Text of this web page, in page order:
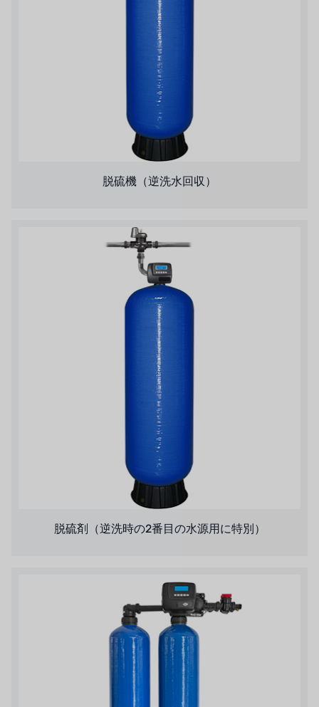
脱硫機（逆洗水回収）
脱硫剤（逆洗時の2番目の水源用に特別）